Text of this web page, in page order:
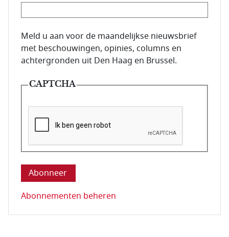
E-mailadres van de abonnee.
Meld u aan voor de maandelijkse nieuwsbrief
met beschouwingen, opinies, columns en
achtergronden uit Den Haag en Brussel.
CAPTCHA
Deze vraag is om te controleren dat u een mens
Abonnementen beheren